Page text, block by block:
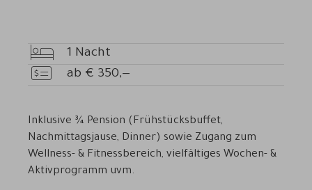
Übernachtungen
1 Nacht
Preis
ab € 350,—
Inklusive ¾ Pension (Frühstücksbuffet,
Nachmittagsjause, Dinner) sowie Zugang zum
Wellness- & Fitnessbereich, vielfältiges Wochen- &
Aktivprogramm uvm.